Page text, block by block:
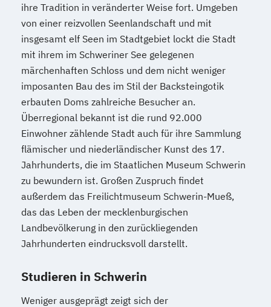
ihre Tradition in veränderter Weise fort. Umgeben
von einer reizvollen Seenlandschaft und mit
insgesamt elf Seen im Stadtgebiet lockt die Stadt
mit ihrem im Schweriner See gelegenen
märchenhaften Schloss und dem nicht weniger
imposanten Bau des im Stil der Backsteingotik
erbauten Doms zahlreiche Besucher an.
Überregional bekannt ist die rund 92.000
Einwohner zählende Stadt auch für ihre Sammlung
flämischer und niederländischer Kunst des 17.
Jahrhunderts, die im Staatlichen Museum Schwerin
zu bewundern ist. Großen Zuspruch findet
außerdem das Freilichtmuseum Schwerin-Mueß,
das das Leben der mecklenburgischen
Landbevölkerung in den zurückliegenden
Jahrhunderten eindrucksvoll darstellt.
Studieren in Schwerin
Weniger ausgeprägt zeigt sich der